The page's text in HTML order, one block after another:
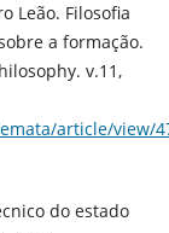
Leão. Filosofia
a formação.
v.11,
article/view/
do estado